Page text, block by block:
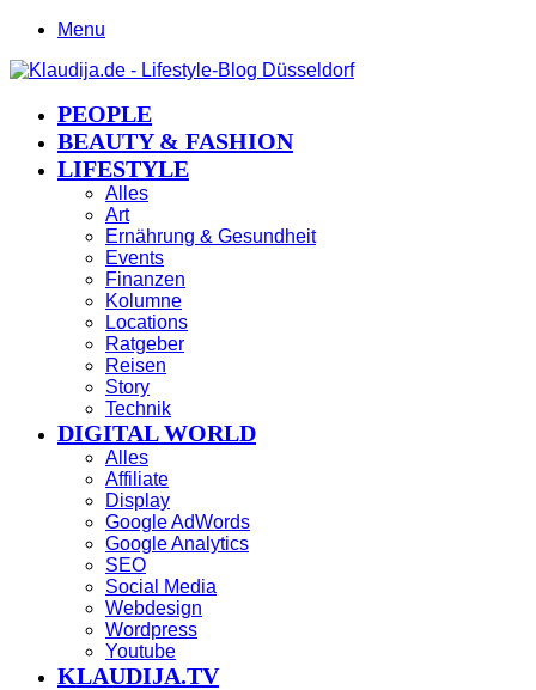
Menu
PEOPLE
BEAUTY & FASHION
LIFESTYLE
Alles
Art
Ernährung & Gesundheit
Events
Finanzen
Kolumne
Locations
Ratgeber
Reisen
Story
Technik
DIGITAL WORLD
Alles
Affiliate
Display
Google AdWords
Google Analytics
SEO
Social Media
Webdesign
Wordpress
Youtube
KLAUDIJA.TV